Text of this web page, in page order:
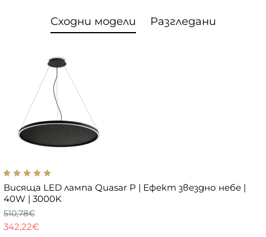
Сходни модели Разгледани
Висяща LED лампа Quasar P | Ефект звездно небе |
40W | 3000K
342,22€
510,78€